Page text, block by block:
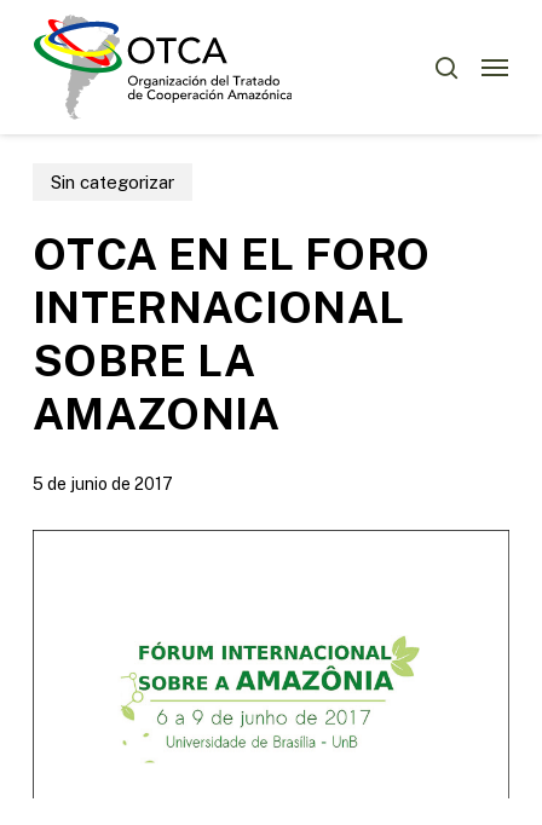
Menu
Sin categorizar
OTCA EN EL FORO
INTERNACIONAL
SOBRE LA
AMAZONIA
5 de junio de 2017